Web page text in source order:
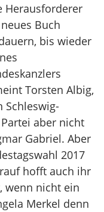
Herausforderer
Buch
bis wieder
Torsten Albig,
Schleswig-
aber nicht
Gabriel. Aber
2017
hofft auch ihr
wenn nicht ein
Merkel denn